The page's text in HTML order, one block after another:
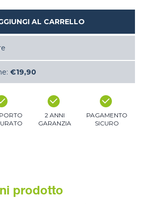
AL CARRELLO
€19,90
2 ANNI
GARANZIA
PAGAMENTO
SICURO
prodotto